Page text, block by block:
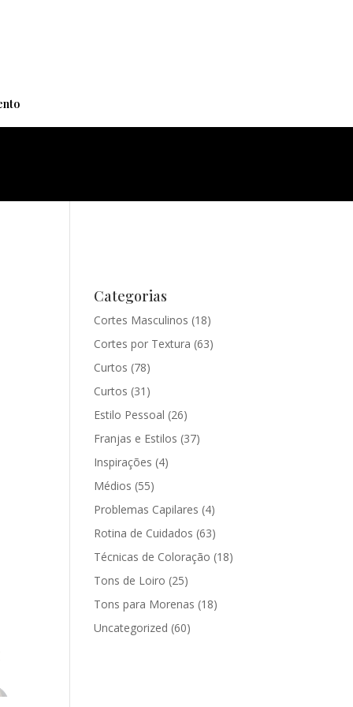
Categorias
Cortes Masculinos (18)
Cortes por Textura (63)
Curtos (78)
Curtos (31)
Estilo Pessoal (26)
Franjas e Estilos (37)
Inspirações (4)
Médios (55)
Problemas Capilares (4)
Rotina de Cuidados (63)
Técnicas de Coloração (18)
Tons de Loiro (25)
Tons para Morenas (18)
Uncategorized (60)